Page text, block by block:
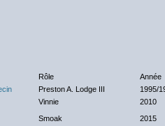
Rôle
Année
Preston A. Lodge III
1995/
Vinnie
2010
Smoak
2015